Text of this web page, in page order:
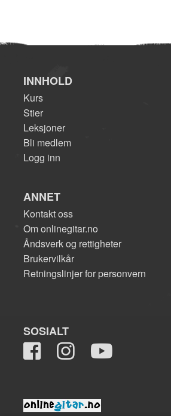
INNHOLD
Kurs
Stier
Leksjoner
Bli medlem
Logg inn
ANNET
Kontakt oss
Om onlinegitar.no
Åndsverk og rettigheter
Brukervilkår
Retningslinjer for personvern
SOSIALT